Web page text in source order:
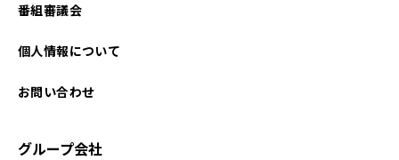
2025年09月
番組審議会
個人情報について
お問い合わせ
グループ会社